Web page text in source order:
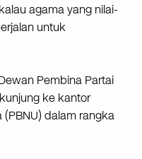
agama yang nilai-
untuk
Pembina Partai
ke kantor
(PBNU) dalam rangka